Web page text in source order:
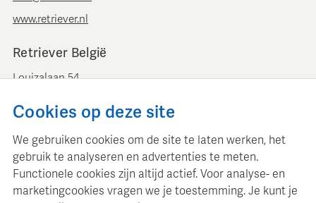
www.retriever.nl
Retriever België
Louizalaan 54
+ 32 (0)2 893 00 52
www.retrievermedia.be
Cookies op deze site
We gebruiken cookies om de site te laten werken, het
gebruik te analyseren en advertenties te meten.
Functionele cookies zijn altijd actief. Voor analyse- en
marketingcookies vragen we je toestemming. Je kunt je